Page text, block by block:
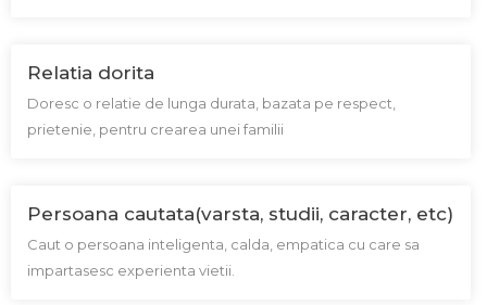
Relatia dorita
Doresc o relatie de lunga durata, bazata pe respect,
prietenie, pentru crearea unei familii
Persoana cautata(varsta, studii, caracter, etc)
Caut o persoana inteligenta, calda, empatica cu care sa
impartasesc experienta vietii.